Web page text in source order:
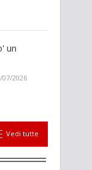
un
07/2026
Vedi tutte